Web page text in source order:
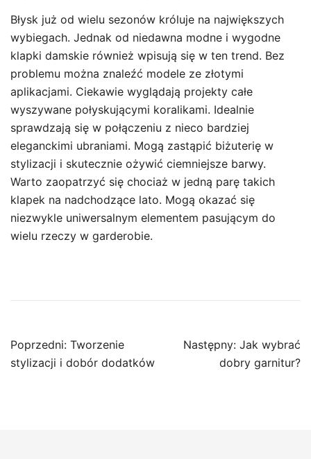
Błysk już od wielu sezonów króluje na największych
wybiegach. Jednak od niedawna modne i wygodne
klapki damskie również wpisują się w ten trend. Bez
problemu można znaleźć modele ze złotymi
aplikacjami. Ciekawie wyglądają projekty całe
wyszywane połyskującymi koralikami. Idealnie
sprawdzają się w połączeniu z nieco bardziej
eleganckimi ubraniami. Mogą zastąpić biżuterię w
stylizacji i skutecznie ożywić ciemniejsze barwy.
Warto zaopatrzyć się chociaż w jedną parę takich
klapek na nadchodzące lato. Mogą okazać się
niezwykle uniwersalnym elementem pasującym do
wielu rzeczy w garderobie.
Nawigacja
wpisu
Poprzedni: Tworzenie
stylizacji i dobór dodatków
Następny: Jak wybrać
dobry garnitur?